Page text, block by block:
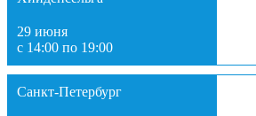
29 июня
с 14:00 по 19:00
Санкт-Петербург